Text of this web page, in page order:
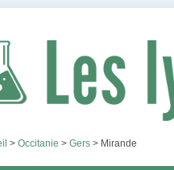
> Occitanie > Gers > Mirande